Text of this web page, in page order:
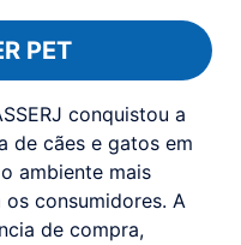
PET
conquistou a
de cães e gatos em
ambiente mais
consumidores. A
de compra,